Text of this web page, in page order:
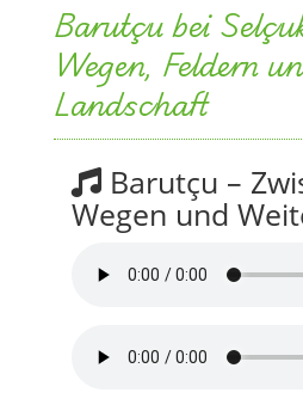
Barutçu bei
Wegen, Feldern
Landschaft
Barutçu –
Wegen und